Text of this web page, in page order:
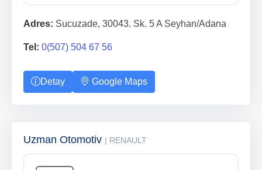
Adres: Sucuzade, 30043. Sk. 5 A Seyhan/Adana
Tel: 0(507) 504 67 56
Detay Google Maps
Uzman Otomotiv | RENAULT